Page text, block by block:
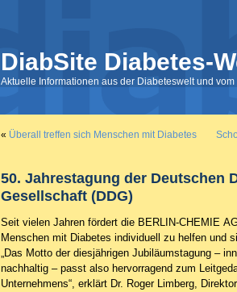
DiabSite Diabetes-
Aktuelle Informationen aus der Diabeteswelt und
« Überall treffen sich Menschen mit Diabetes
50. Jahrestagung der Deutschen
Gesellschaft (DDG)
Seit vielen Jahren fördert die BERLIN-CHEMIE
Menschen mit Diabetes individuell zu helfen und
„Das Motto der diesjährigen Jubiläumstagung –
nachhaltig – passt also hervorragend zum
Unternehmens“, erklärt Dr. Roger Limberg,